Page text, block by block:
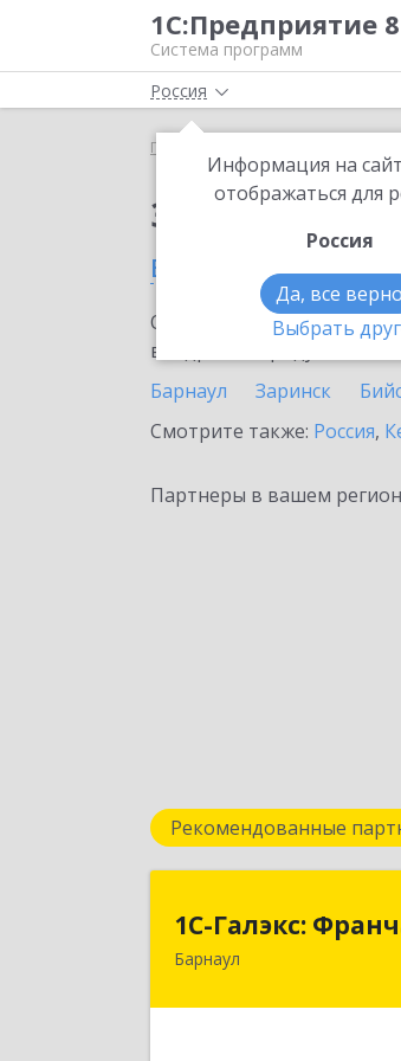
1С:Предприятие 8
Система программ
Россия
Информация на
отображаться для
Россия
Да, все верно
Выбрать
Главная
Заказать
в Алтайском
Ознакомьтесь с
внедрение продукта.
Барнаул
Заринск
Смотрите также: Россия,
Партнеры в вашем
Рекомендованные
1С-Галэкс:
Барнаул
1С-Галэкс:
656015, Алтайский